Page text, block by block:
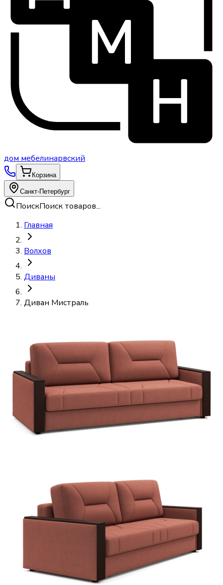
дом мебелинарвский
Корзина
Санкт-Петербург
ПоискПоиск товаров...
Главная
Волхов
Диваны
Диван Мистраль